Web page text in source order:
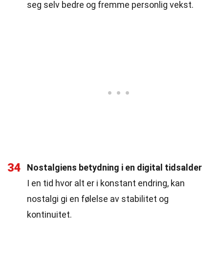
seg selv bedre og fremme personlig vekst.
34
Nostalgiens betydning i en digital tidsalder
I en tid hvor alt er i konstant endring, kan
nostalgi gi en følelse av stabilitet og
kontinuitet.